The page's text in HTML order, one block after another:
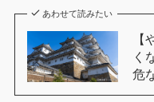
あわせて読みたい
く
危